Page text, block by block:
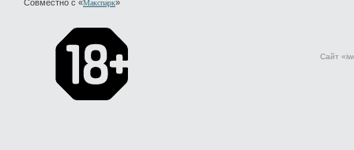
Совместно с «Макспарк»
Сайт